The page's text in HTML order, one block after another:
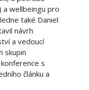
a wellbeingu pro
také Daniel
návrh
a vedoucí
skupin
s
článku a